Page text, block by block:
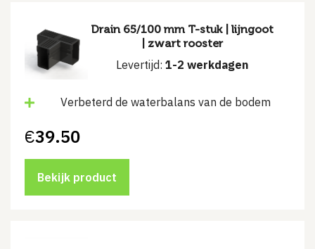
Drain 65/100 mm T-stuk | lijngoot
| zwart rooster
Levertijd: 1-2 werkdagen
Verbeterd de waterbalans van de bodem
€39.50
Bekijk product